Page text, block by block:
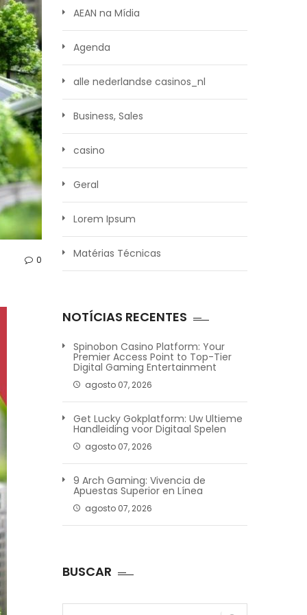
0
AEAN na Mídia
Agenda
alle nederlandse casinos_nl
Business, Sales
casino
Geral
Lorem Ipsum
Matérias Técnicas
NOTÍCIAS RECENTES
Spinobon Casino Platform: Your
Premier Access Point to Top-Tier
Digital Gaming Entertainment
agosto 07, 2026
Get Lucky Gokplatform: Uw Ultieme
Handleiding voor Digitaal Spelen
agosto 07, 2026
9 Arch Gaming: Vivencia de
Apuestas Superior en Línea
agosto 07, 2026
BUSCAR